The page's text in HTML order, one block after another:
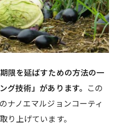
限を延ばすための方法の一
グ技術」があります。 この
ナノエマルジョンコーティ
り上げています。